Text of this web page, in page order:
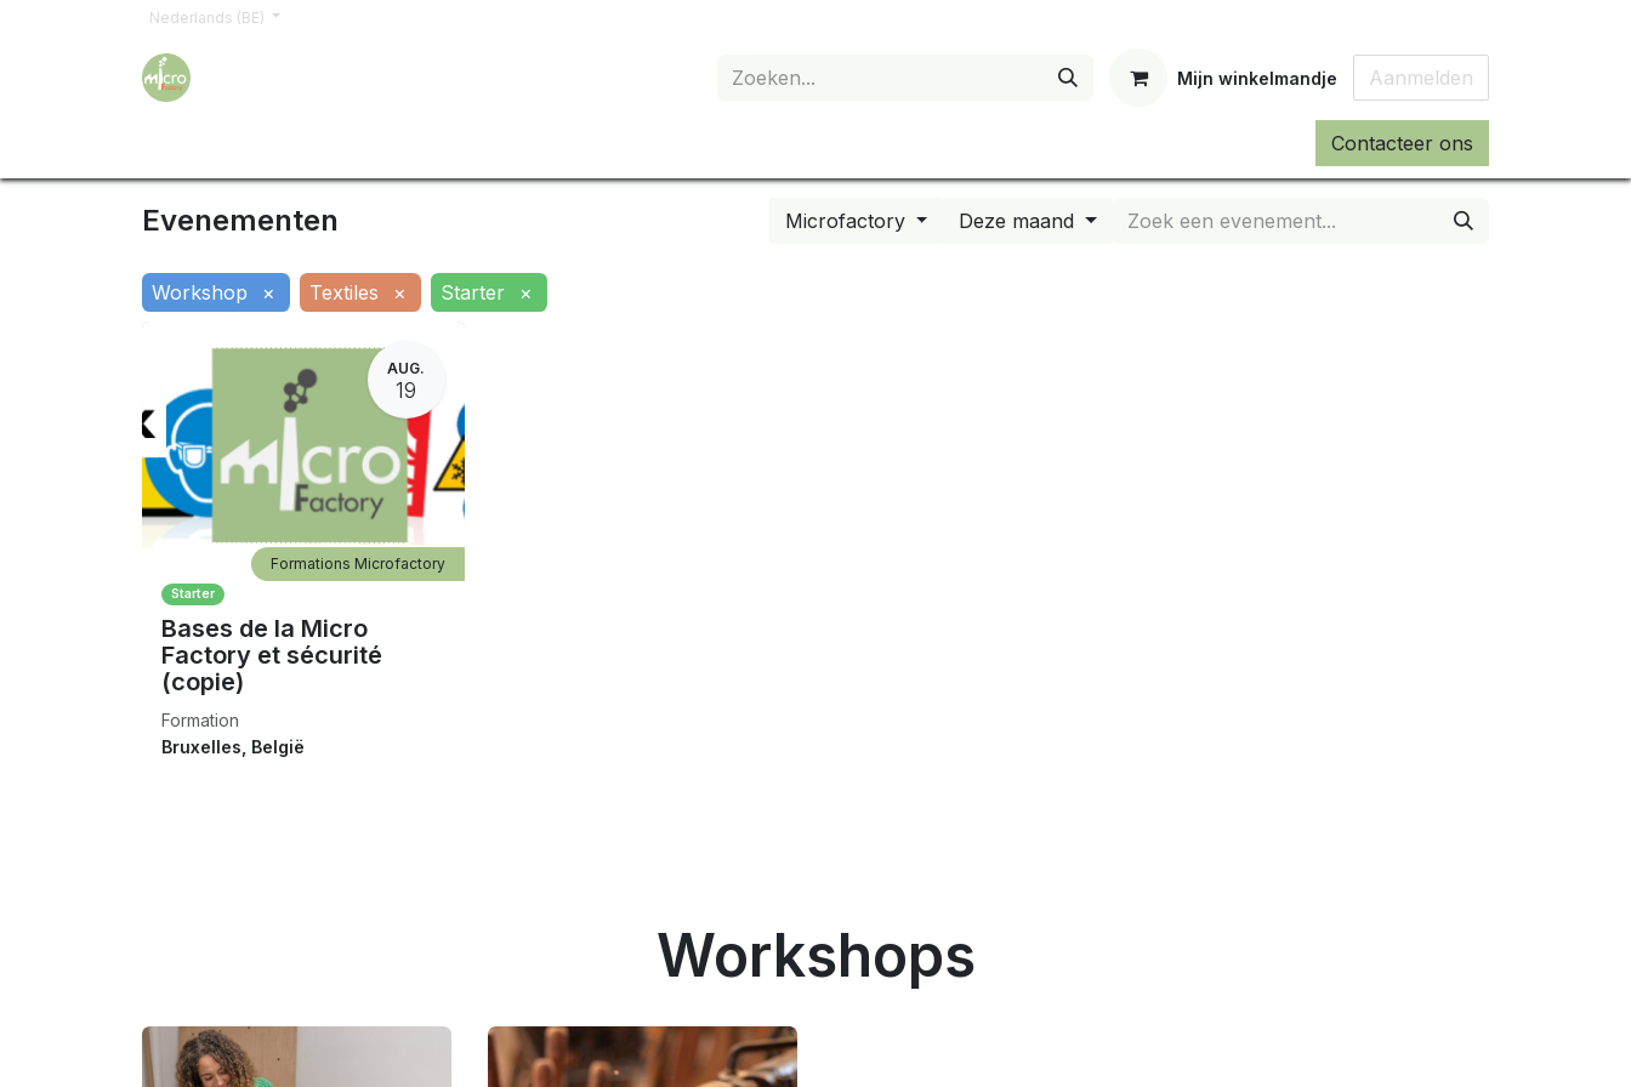
Nederlands (BE)
Mijn winkelmandje Aanmelden
Contacteer ons
Evenementen Microfactory Deze maand
Workshop × Textiles × Starter ×
AUG.
19
Starter
Bases de la Micro
Factory et sécurité
(copie)
Formation
Formations Microfactory
Bruxelles België
Workshops